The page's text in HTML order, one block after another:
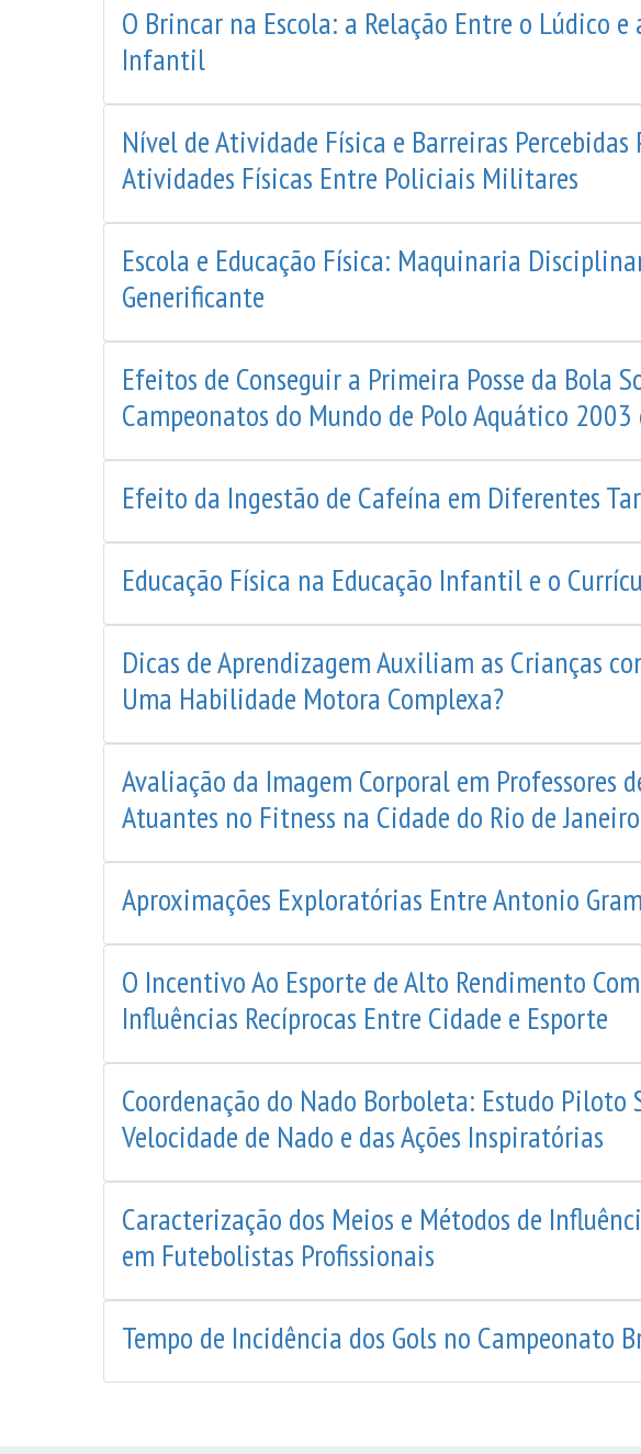
O Brincar na Escola: a Relação Entre o Lúdico
Infantil
Nível de Atividade Física e Barreiras Percebidas
Atividades Físicas Entre Policiais Militares
Escola e Educação Física: Maquinaria
Generificante
Efeitos de Conseguir a Primeira Posse da Bola
Campeonatos do Mundo de Polo Aquático
Efeito da Ingestão de Cafeína em Diferentes
Educação Física na Educação Infantil e o
Dicas de Aprendizagem Auxiliam as Crianças
Uma Habilidade Motora Complexa?
Avaliação da Imagem Corporal em Professores
Atuantes no Fitness na Cidade do Rio de Janeiro
Aproximações Exploratórias Entre Antonio
O Incentivo Ao Esporte de Alto Rendimento
Influências Recíprocas Entre Cidade e Esporte
Coordenação do Nado Borboleta: Estudo Piloto
Velocidade de Nado e das Ações Inspiratórias
Caracterização dos Meios e Métodos de
em Futebolistas Profissionais
Tempo de Incidência dos Gols no Campeonato